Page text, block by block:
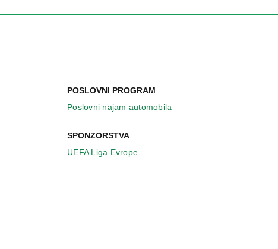
POSLOVNI PROGRAM
Poslovni najam automobila
SPONZORSTVA
UEFA Liga Evrope